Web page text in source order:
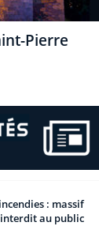
Pierre
: massif
au public